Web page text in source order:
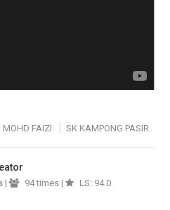
FAIZI SK KAMPONG PASIR
| 94 times |
LS: 94.0